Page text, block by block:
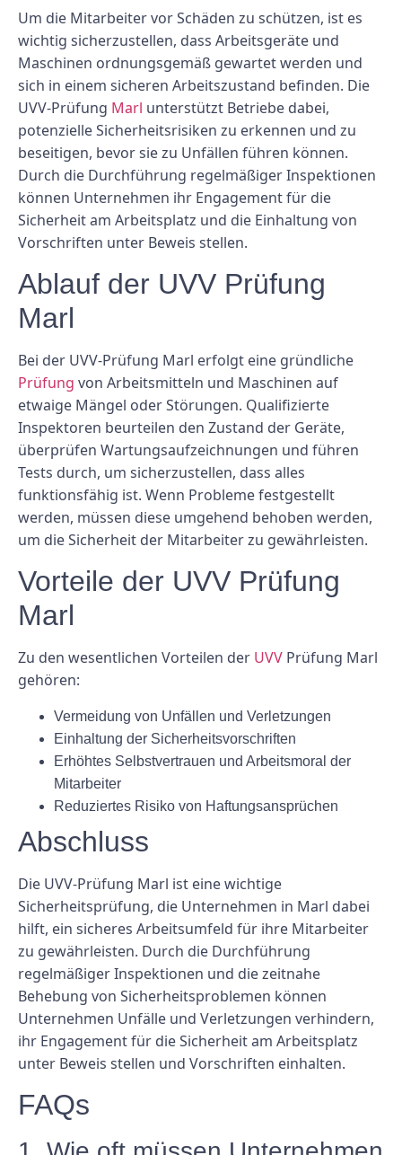
Um die Mitarbeiter vor Schäden zu schützen, ist es
wichtig sicherzustellen, dass Arbeitsgeräte und
Maschinen ordnungsgemäß gewartet werden und
sich in einem sicheren Arbeitszustand befinden. Die
UVV-Prüfung Marl unterstützt Betriebe dabei,
potenzielle Sicherheitsrisiken zu erkennen und zu
beseitigen, bevor sie zu Unfällen führen können.
Durch die Durchführung regelmäßiger Inspektionen
können Unternehmen ihr Engagement für die
Sicherheit am Arbeitsplatz und die Einhaltung von
Vorschriften unter Beweis stellen.
Ablauf der UVV Prüfung
Marl
Bei der UVV-Prüfung Marl erfolgt eine gründliche
Prüfung von Arbeitsmitteln und Maschinen auf
etwaige Mängel oder Störungen. Qualifizierte
Inspektoren beurteilen den Zustand der Geräte,
überprüfen Wartungsaufzeichnungen und führen
Tests durch, um sicherzustellen, dass alles
funktionsfähig ist. Wenn Probleme festgestellt
werden, müssen diese umgehend behoben werden,
um die Sicherheit der Mitarbeiter zu gewährleisten.
Vorteile der UVV Prüfung
Marl
Zu den wesentlichen Vorteilen der UVV Prüfung Marl
gehören:
Vermeidung von Unfällen und Verletzungen
Einhaltung der Sicherheitsvorschriften
Erhöhtes Selbstvertrauen und Arbeitsmoral der
Mitarbeiter
Reduziertes Risiko von Haftungsansprüchen
Abschluss
Die UVV-Prüfung Marl ist eine wichtige
Sicherheitsprüfung, die Unternehmen in Marl dabei
hilft, ein sicheres Arbeitsumfeld für ihre Mitarbeiter
zu gewährleisten. Durch die Durchführung
regelmäßiger Inspektionen und die zeitnahe
Behebung von Sicherheitsproblemen können
Unternehmen Unfälle und Verletzungen verhindern,
ihr Engagement für die Sicherheit am Arbeitsplatz
unter Beweis stellen und Vorschriften einhalten.
FAQs